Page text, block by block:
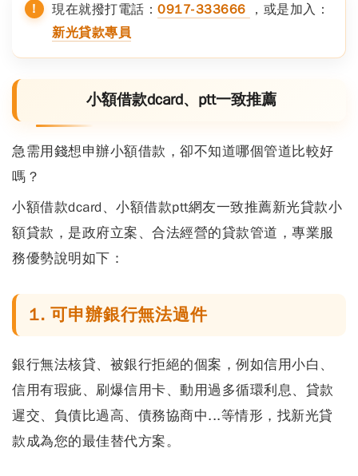
現在就撥打電話： 0917-333666
，或是加入：
新光貸款專員
小額借款dcard、ptt一致推薦
急需用錢想申辦小額借款，卻不知道哪個管道比較好
嗎？
小額借款dcard、小額借款ptt網友一致推薦新光貸款小
額貸款，是政府立案、合法經營的貸款管道，專業服
務優勢說明如下：
1. 可申辦銀行無法過件
銀行無法核貸、被銀行拒絕的個案，例如信用小白、
信用有瑕疵、刷爆信用卡、動用過多循環利息、貸款
遲交、負債比過高、債務協商中...等情形，找新光貸
款成為您的最佳替代方案。